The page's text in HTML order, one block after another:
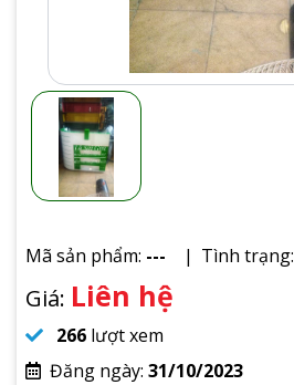
Mã sản phẩm: --- Tình trạng:
Giá: Liên hệ
266 lượt xem
Đăng ngày: 31/10/2023